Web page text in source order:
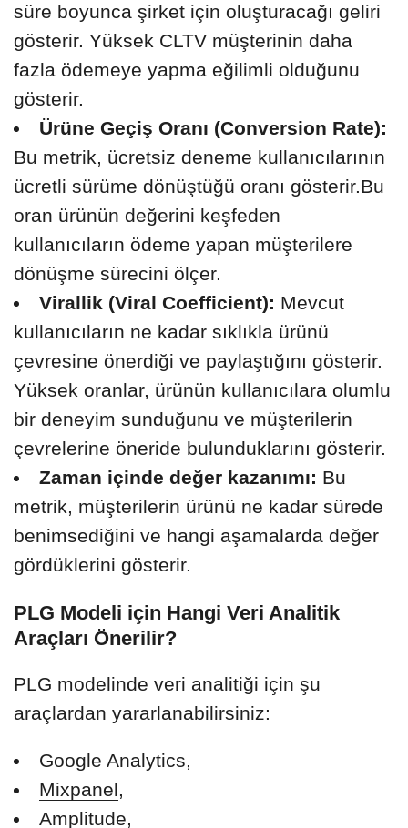
süre boyunca şirket için oluşturacağı geliri
gösterir. Yüksek CLTV müşterinin daha
fazla ödemeye yapma eğilimli olduğunu
gösterir.
Ürüne Geçiş Oranı (Conversion Rate):
Bu metrik, ücretsiz deneme kullanıcılarının
ücretli sürüme dönüştüğü oranı gösterir.Bu
oran ürünün değerini keşfeden
kullanıcıların ödeme yapan müşterilere
dönüşme sürecini ölçer.
Virallik (Viral Coefficient): Mevcut
kullanıcıların ne kadar sıklıkla ürünü
çevresine önerdiği ve paylaştığını gösterir.
Yüksek oranlar, ürünün kullanıcılara olumlu
bir deneyim sunduğunu ve müşterilerin
çevrelerine öneride bulunduklarını gösterir.
Zaman içinde değer kazanımı: Bu
metrik, müşterilerin ürünü ne kadar sürede
benimsediğini ve hangi aşamalarda değer
gördüklerini gösterir.
PLG Modeli için Hangi Veri Analitik
Araçları Önerilir?
PLG modelinde veri analitiği için şu
araçlardan yararlanabilirsiniz:
Google Analytics,
Mixpanel,
Amplitude,